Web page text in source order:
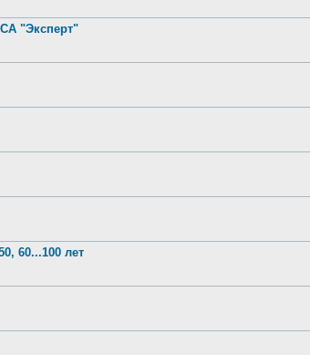
"Эксперт"
60...100 лет